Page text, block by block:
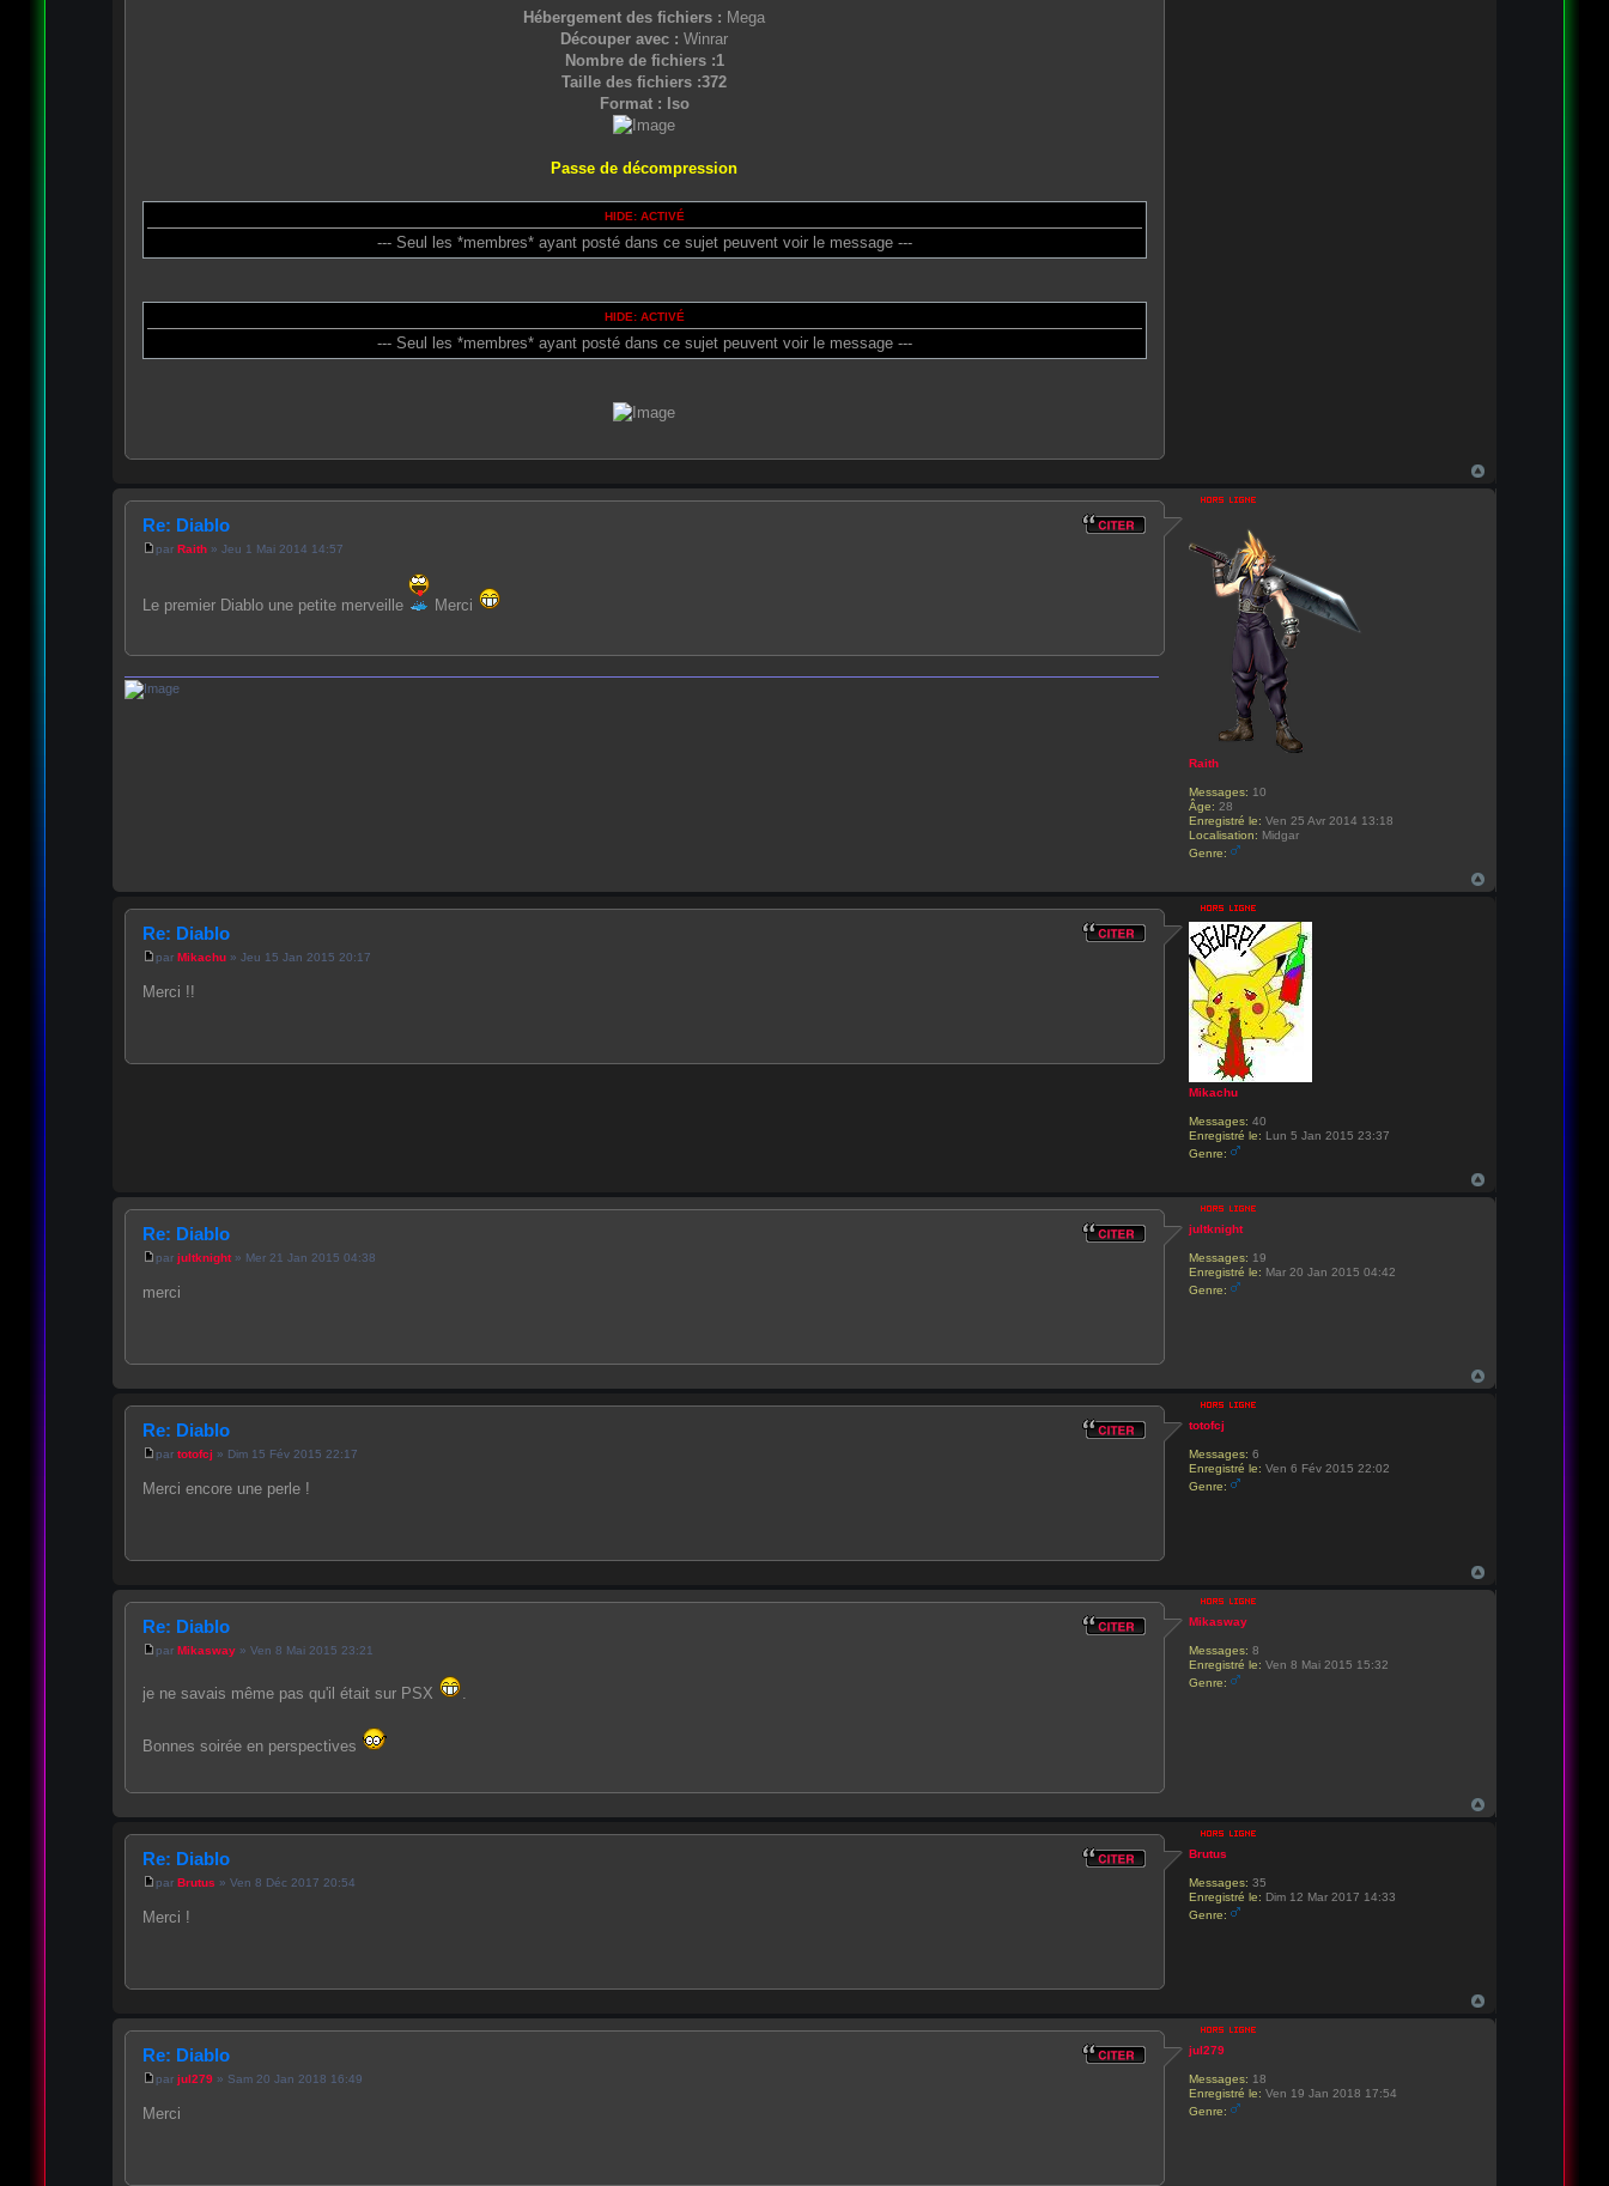
Hébergement des fichiers : Mega
Découper avec : Winrar
Nombre de fichiers :1
Taille des fichiers :372
Format : Iso
Passe de décompression
HIDE: ACTIVÉ
--- Seul les *membres* ayant posté dans ce sujet peuvent voir le message ---
HIDE: ACTIVÉ
--- Seul les *membres* ayant posté dans ce sujet peuvent voir le message ---
Re: Diablo
par Raith» Jeu 1 Mai 2014 14:57
Le premier Diablo une petite merveille Merci
Raith
Messages: 10
Âge: 28
Enregistré le: Ven 25 Avr 2014 13:18
Localisation: Midgar
Genre:
Re: Diablo
par Mikachu» Jeu 15 Jan 2015 20:17
Merci !!
Mikachu
Messages: 40
Enregistré le: Lun 5 Jan 2015 23:37
Genre:
Re: Diablo
par jultknight» Mer 21 Jan 2015 04:38
merci
jultknight
Messages: 19
Enregistré le: Mar 20 Jan 2015 04:42
Genre:
Re: Diablo
par totofcj » Dim 15 Fév 2015 22:17
Merci encore une perle !
totofcj
Messages: 6
Enregistré le: Ven 6 Fév 2015 22:02
Genre:
Re: Diablo
par Mikasway» Ven 8 Mai 2015 23:21
je ne savais même pas qu'il était sur PSX .
Bonnes soirée en perspectives
Mikasway
Messages: 8
Enregistré le: Ven 8 Mai 2015 15:32
Genre:
Re: Diablo
par Brutus » Ven 8 Déc 2017 20:54
Merci !
Brutus
Messages: 35
Enregistré le: Dim 12 Mar 2017 14:33
Genre:
Re: Diablo
par jul279» Sam 20 Jan 2018 16:49
Merci
jul279
Messages: 18
Enregistré le: Ven 19 Jan 2018 17:54
Genre: